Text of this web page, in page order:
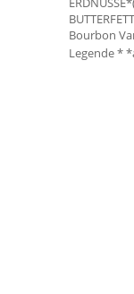
Bourbon
Legende *